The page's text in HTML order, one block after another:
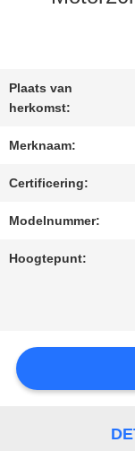
ONS
NIEUWS
VERZOEK
SITEMAP
Plaats van
herkomst:
Merknaam:
Certificering:
Modelnummer:
Hoogtepunt: